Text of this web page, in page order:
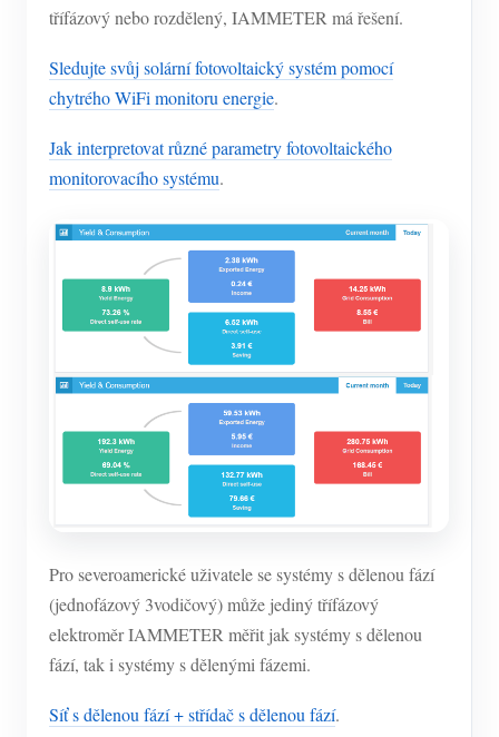
třífázový nebo rozdělený, IAMMETER má řešení.
Sledujte svůj solární fotovoltaický systém pomocí
chytrého WiFi monitoru energie.
Jak interpretovat různé parametry fotovoltaického
monitorovacího systému.
Pro severoamerické uživatele se systémy s dělenou fází
(jednofázový 3vodičový) může jediný třífázový
elektroměr IAMMETER měřit jak systémy s dělenou
fází, tak i systémy s dělenými fázemi.
Síť s dělenou fází + střídač s dělenou fází.